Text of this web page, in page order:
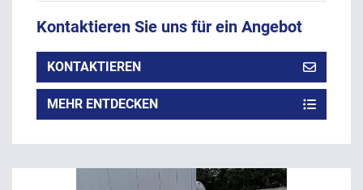
Kontaktieren Sie uns für ein Angebot
KONTAKTIEREN
MEHR ENTDECKEN